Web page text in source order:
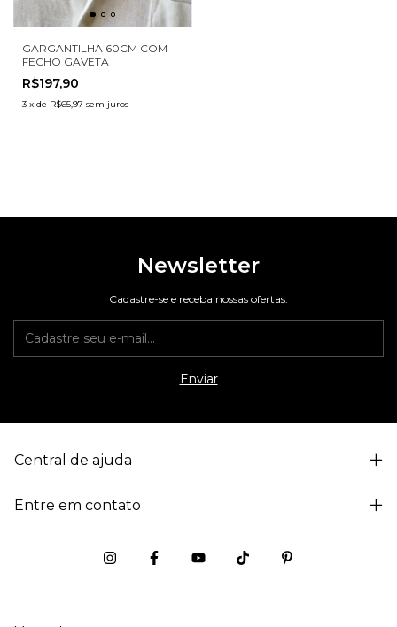
GARGANTILHA 60CM COM
FECHO GAVETA
R$197,90
3 x de R$65,97 sem juros
Newsletter
Cadastre-se e receba nossas ofertas.
Central de ajuda
Entre em contato